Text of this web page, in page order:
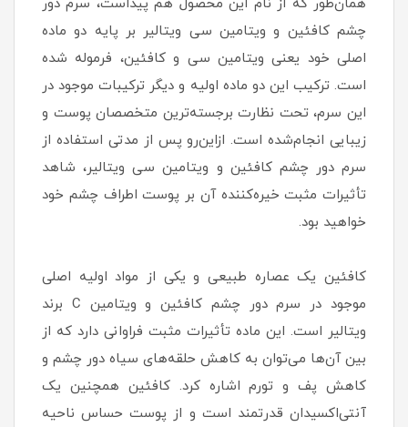
همان‌طور که از نام این محصول هم پیداست، سرم دور
چشم کافئین و ویتامین سی ویتالیر بر پایه دو ماده
اصلی خود یعنی ویتامین سی و کافئین، فرموله شده
است. ترکیب این دو ماده اولیه و دیگر ترکیبات موجود در
این سرم، تحت نظارت برجسته‌ترین متخصصان پوست و
زیبایی انجام‌شده است. ازاین‌رو پس از مدتی استفاده از
سرم دور چشم کافئین و ویتامین سی ویتالیر، شاهد
تأثیرات مثبت خیره‌کننده آن بر پوست اطراف چشم خود
خواهید بود.
کافئین یک عصاره طبیعی و یکی از مواد اولیه اصلی
موجود در سرم دور چشم کافئین و ویتامین C برند
ویتالیر است. این ماده تأثیرات مثبت فراوانی دارد که از
بین آن‌ها می‌توان به کاهش حلقه‌های سیاه دور چشم و
کاهش پف و تورم اشاره کرد. کافئین همچنین یک
آنتی‌اکسیدان قدرتمند است و از پوست حساس ناحیه